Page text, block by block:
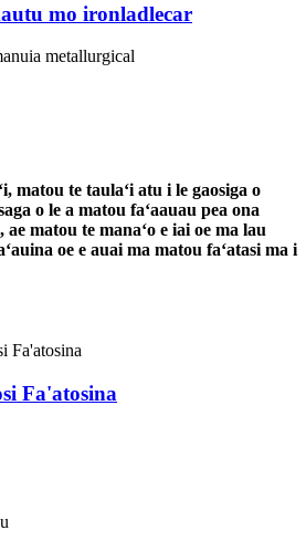
mo ironladlecar
metallurgical
matou te taulaʻi atu i le gaosiga o
o le a matou faʻaauau pea ona
ae matou te manaʻo e iai oe ma lau
oe e auai ma matou faʻatasi ma i
Fa'atosina